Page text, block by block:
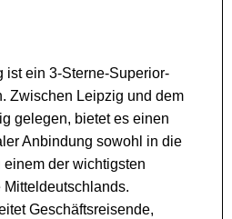
ist ein 3-Sterne-Superior-
Zwischen Leipzig und dem
gelegen, bietet es einen
Anbindung sowohl in die
einem der wichtigsten
Geschäftsreisende,